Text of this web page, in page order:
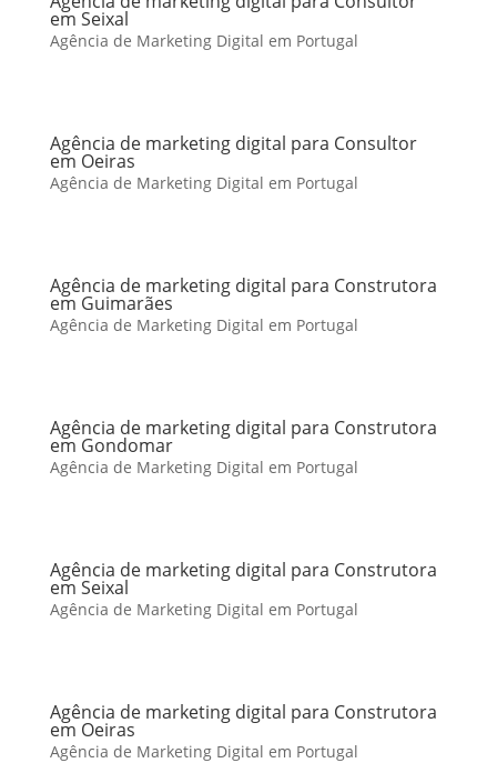
em Seixal
Agência de Marketing Digital em Portugal
Agência de marketing digital para Consultor
em Oeiras
Agência de Marketing Digital em Portugal
Agência de marketing digital para Construtora
em Guimarães
Agência de Marketing Digital em Portugal
Agência de marketing digital para Construtora
em Gondomar
Agência de Marketing Digital em Portugal
Agência de marketing digital para Construtora
em Seixal
Agência de Marketing Digital em Portugal
Agência de marketing digital para Construtora
em Oeiras
Agência de Marketing Digital em Portugal